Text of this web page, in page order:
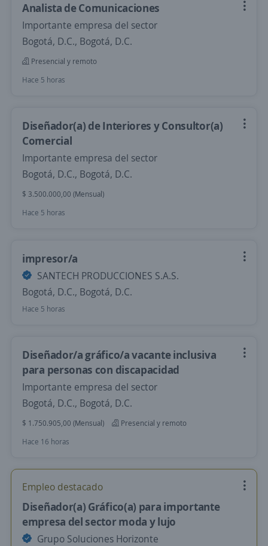
Analista de Comunicaciones
Importante empresa del sector
Bogotá, D.C., Bogotá, D.C.
Presencial y remoto
Hace 5 horas
Diseñador(a) de Interiores y Consultor(a)
Comercial
Importante empresa del sector
Bogotá, D.C., Bogotá, D.C.
$ 3.500.000,00 (Mensual)
Hace 5 horas
impresor/a
SANTECH PRODUCCIONES S.A.S.
Bogotá, D.C., Bogotá, D.C.
Hace 5 horas
Diseñador/a gráfico/a vacante inclusiva
para personas con discapacidad
Importante empresa del sector
Bogotá, D.C., Bogotá, D.C.
$ 1.750.905,00 (Mensual)
Presencial y remoto
Hace 16 horas
Empleo destacado
Diseñador(a) Gráfico(a) para importante
empresa del sector moda y lujo
Grupo Soluciones Horizonte